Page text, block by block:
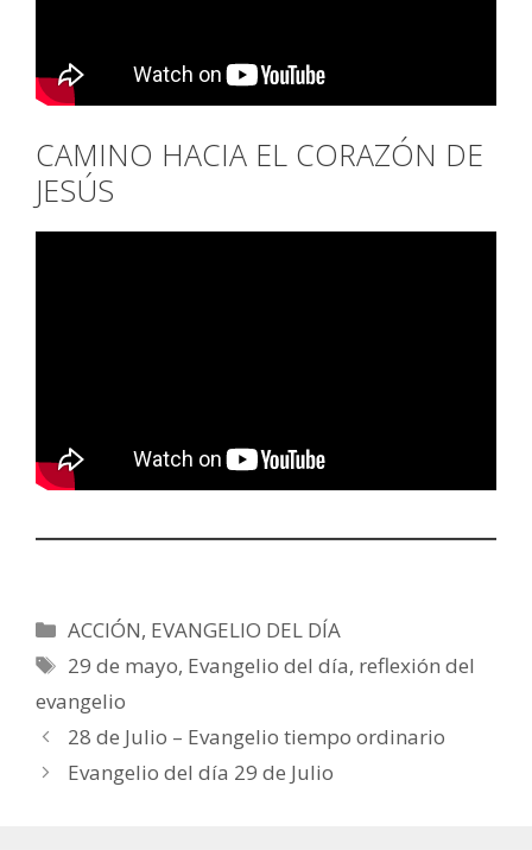
CAMINO HACIA EL CORAZÓN DE
JESÚS
Categorías
ACCIÓN, EVANGELIO DEL DÍA
Etiquetas
29 de mayo, Evangelio del día, reflexión del
evangelio
28 de Julio – Evangelio tiempo ordinario
Evangelio del día 29 de Julio